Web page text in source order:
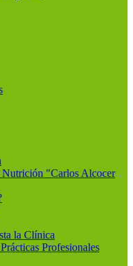
"Carlos Alcocer
la Clínica
Profesionales